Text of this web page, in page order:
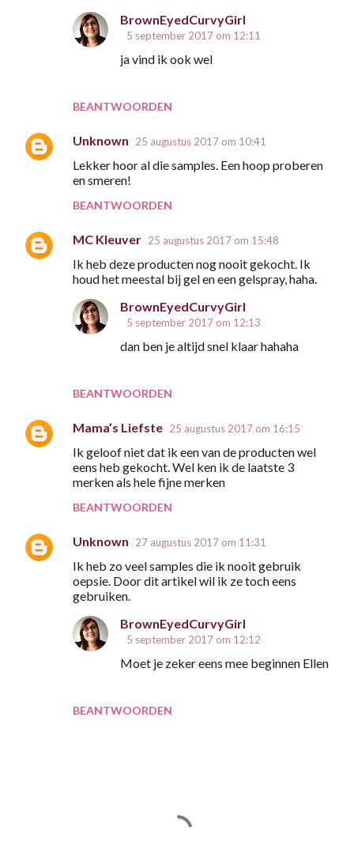
BEANTWOORDEN
BrownEyedCurvyGirl
5 september 2017 om 12:11
ja vind ik ook wel
Unknown 25 augustus 2017 om 10:41
Lekker hoor al die samples. Een hoop proberen
en smeren!
BEANTWOORDEN
MC Kleuver 25 augustus 2017 om 15:48
Ik heb deze producten nog nooit gekocht. Ik
houd het meestal bij gel en een gelspray, haha.
BEANTWOORDEN
BrownEyedCurvyGirl
5 september 2017 om 12:13
dan ben je altijd snel klaar hahaha
Mama’s Liefste 25 augustus 2017 om 16:15
Ik geloof niet dat ik een van de producten wel
eens heb gekocht. Wel ken ik de laatste 3
merken als hele fijne merken
BEANTWOORDEN
Unknown 27 augustus 2017 om 11:31
Ik heb zo veel samples die ik nooit gebruik
oepsie. Door dit artikel wil ik ze toch eens
gebruiken.
BEANTWOORDEN
BrownEyedCurvyGirl
5 september 2017 om 12:12
Moet je zeker eens mee beginnen Ellen